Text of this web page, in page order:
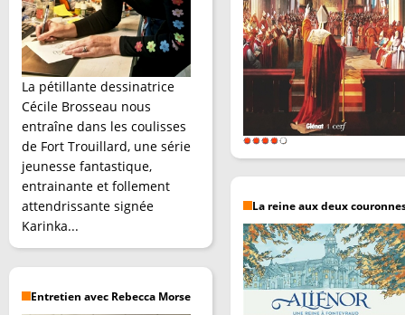
La pétillante dessinatrice
Cécile Brosseau nous
entraîne dans les coulisses
de Fort Trouillard, une série
jeunesse fantastique,
entrainante et follement
attendrissante signée
Karinka...
Entretien avec Rebecca Morse
La reine aux deux